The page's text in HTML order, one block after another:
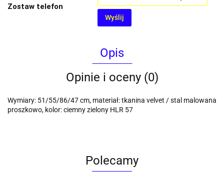
Zostaw telefon
Wyślij
Opis
Opinie i oceny (0)
Wymiary: 51/55/86/47 cm, materiał: tkanina velvet / stal malowana
proszkowo, kolor: ciemny zielony HLR 57
Polecamy